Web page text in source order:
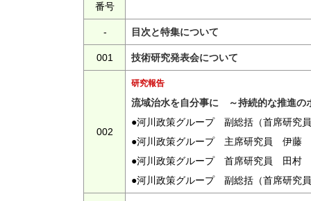
番号
- 目次と特集について
001 技術研究発表会について
002
研究報告
流域治水を自分事に ～持続的な推進の
●河川政策グループ 副総括（首席研究
●河川政策グループ 主席研究員 伊藤
●河川政策グループ 首席研究員 田村
●河川政策グループ 副総括（首席研